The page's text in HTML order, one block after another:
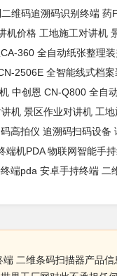
维码追溯码识别终端 药
机价格 工地施工对讲机
360 全自动纸张整理
2506E 全智能线式档案
中创恩 CN-Q800 全自
机 景区作业对讲机 工地
高拍仪 追溯码扫码设备
端机PDA 物联网智能手
端pda 安卓手持终端 二
二维条码扫描器产品